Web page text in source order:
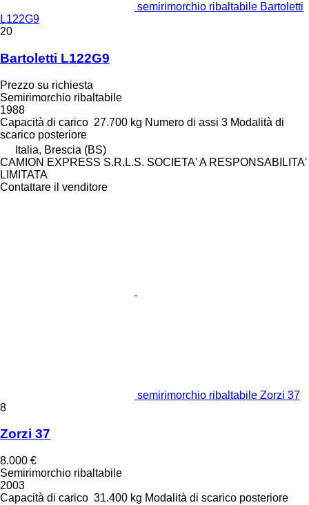
semirimorchio ribaltabile Bartoletti
L122G9
20
Bartoletti L122G9
Prezzo su richiesta
Semirimorchio ribaltabile
1988
Capacità di carico 27.700 kg Numero di assi 3 Modalità di
scarico posteriore
Italia, Brescia (BS)
CAMION EXPRESS S.R.L.S. SOCIETA' A RESPONSABILITA'
LIMITATA
Contattare il venditore
semirimorchio ribaltabile Zorzi 37
8
Zorzi 37
8.000 €
Semirimorchio ribaltabile
2003
Capacità di carico 31.400 kg Modalità di scarico posteriore